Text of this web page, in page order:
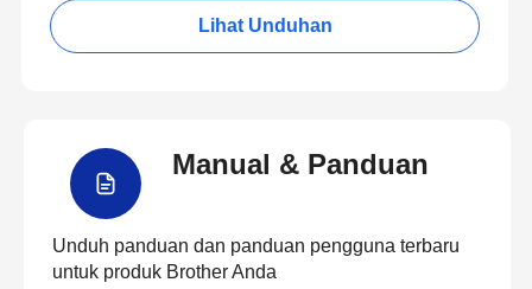
Lihat Unduhan
Manual & Panduan
Unduh panduan dan panduan pengguna terbaru
untuk produk Brother Anda